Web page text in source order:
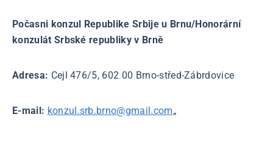
Počasni konzul Republike Srbije u Brnu/Honorární
konzulát Srbské republiky v Brně
Adresa: Cejl 476/5, 602 00 Brno-střed-Zábrdovice
E-mail: konzul.srb.brno@gmail.com„